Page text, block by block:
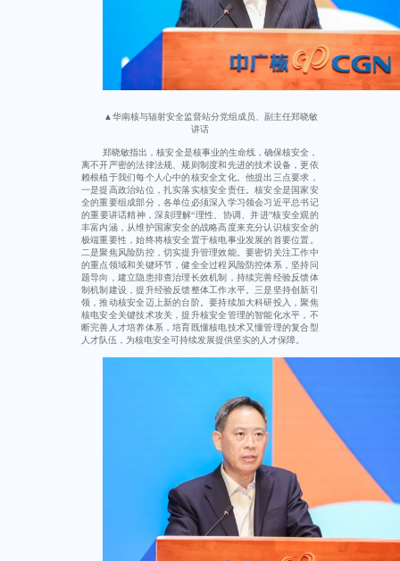
▲华南核与辐射安全监督站分党组成员、副主任郑晓敏
讲话
郑晓敏指出，核安全是核事业的生命线，确保核安全，
离不开严密的法律法规、规则制度和先进的技术设备，更依
赖根植于我们每个人心中的核安全文化。他提出三点要求，
一是提高政治站位，扎实落实核安全责任。核安全是国家安
全的重要组成部分，各单位必须深入学习领会习近平总书记
的重要讲话精神，深刻理解“理性、协调、并进”核安全观的
丰富内涵，从维护国家安全的战略高度来充分认识核安全的
极端重要性，始终将核安全置于核电事业发展的首要位置。
二是聚焦风险防控，切实提升管理效能。要密切关注工作中
的重点领域和关键环节，健全全过程风险防控体系，坚持问
题导向，建立隐患排查治理长效机制，持续完善经验反馈体
制机制建设，提升经验反馈整体工作水平。三是坚持创新引
领，推动核安全迈上新的台阶。要持续加大科研投入，聚焦
核电安全关键技术攻关，提升核安全管理的智能化水平，不
断完善人才培养体系，培育既懂核电技术又懂管理的复合型
人才队伍，为核电安全可持续发展提供坚实的人才保障。